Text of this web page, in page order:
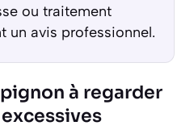
ou traitement
un avis professionnel.
à regarder